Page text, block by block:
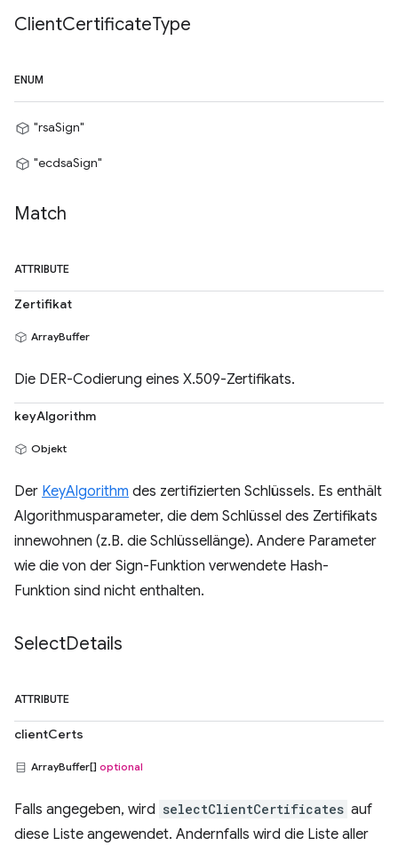
ClientCertificateType
ENUM
"rsaSign"
"ecdsaSign"
Match
ATTRIBUTE
Zertifikat
ArrayBuffer
Die DER-Codierung eines X.509-Zertifikats.
keyAlgorithm
Objekt
Der KeyAlgorithm des zertifizierten Schlüssels. Es enthält
Algorithmusparameter, die dem Schlüssel des Zertifikats
innewohnen (z.B. die Schlüssellänge). Andere Parameter
wie die von der Sign-Funktion verwendete Hash-
Funktion sind nicht enthalten.
SelectDetails
ATTRIBUTE
clientCerts
ArrayBuffer[] optional
Falls angegeben, wird selectClientCertificates auf
diese Liste angewendet. Andernfalls wird die Liste aller